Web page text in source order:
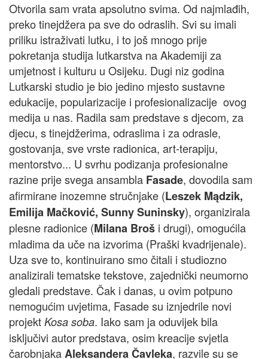
Otvorila sam vrata apsolutno svima. Od najmlađih,
preko tinejdžera pa sve do odraslih. Svi su imali
priliku istraživati lutku, i to još mnogo prije
pokretanja studija lutkarstva na Akademiji za
umjetnost i kulturu u Osijeku. Dugi niz godina
Lutkarski studio je bio jedino mjesto sustavne
edukacije, popularizacije i profesionalizacije ovog
medija u nas. Radila sam predstave s djecom, za
djecu, s tinejdžerima, odraslima i za odrasle,
gostovanja, sve vrste radionica, art-terapiju,
mentorstvo... U svrhu podizanja profesionalne
razine prije svega ansambla Fasade, dovodila sam
afirmirane inozemne stručnjake (Leszek Mądzik,
Emilija Mačković, Sunny Suninsky), organizirala
plesne radionice (Milana Broš i drugi), omogućila
mladima da uče na izvorima (Praški kvadrijenale).
Uza sve to, kontinuirano smo čitali i studiozno
analizirali tematske tekstove, zajednički neumorno
gledali predstave. Čak i danas, u ovim potpuno
nemogućim uvjetima, Fasade su iznjedrile novi
projekt Kosa soba. Iako sam ja oduvijek bila
isključivi autor predstava, osim kreacije svjetla
čarobnjakaAleksandera Čavleka, razvile su se